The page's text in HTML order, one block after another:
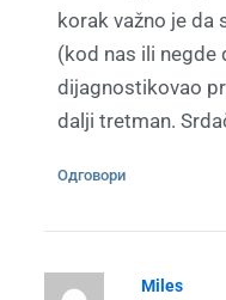
korak važno je da
(kod nas ili negde
dijagnostikovao
dalji tretman.
Одговори
Miles